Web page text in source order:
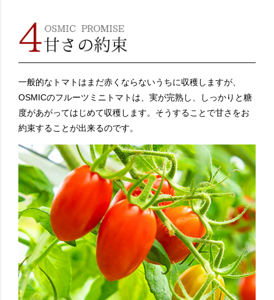
一般的なトマトはまだ赤くならないうちに収穫しますが、
OSMICのフルーツミニトマトは、実が完熟し、しっかりと糖
度があがってはじめて収穫します。そうすることで甘さをお
約束することが出来るのです。